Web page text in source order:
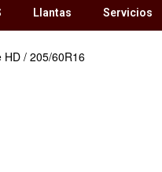
Llantas Servicios
HD / 205/60R16